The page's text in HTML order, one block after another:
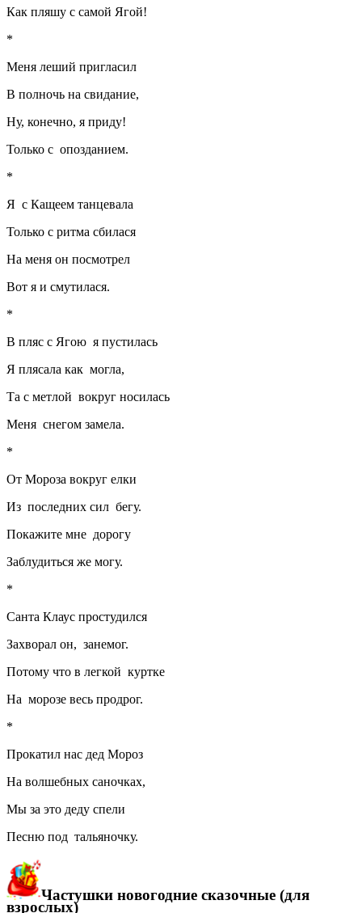
Как пляшу с самой Ягой!
*
Меня леший пригласил
В полночь на свидание,
Ну, конечно, я приду!
Только с опозданием.
*
Я с Кащеем танцевала
Только с ритма сбилася
На меня он посмотрел
Вот я и смутилася.
*
В пляс с Ягою я пустилась
Я плясала как могла,
Та с метлой вокруг носилась
Меня снегом замела.
*
От Мороза вокруг елки
Из последних сил бегу.
Покажите мне дорогу
Заблудиться же могу.
*
Санта Клаус простудился
Захворал он, занемог.
Потому что в легкой куртке
На морозе весь продрог.
*
Прокатил нас дед Мороз
На волшебных саночках,
Мы за это деду спели
Песню под тальяночку.
Частушки новогодние сказочные (для
взрослых)